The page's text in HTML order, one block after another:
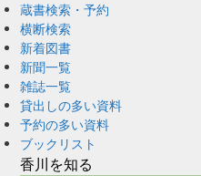
蔵書検索・予約
横断検索
新着図書
新聞一覧
雑誌一覧
貸出しの多い資料
予約の多い資料
ブックリスト
香川を知る